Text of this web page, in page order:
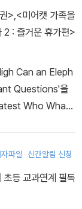
>,<미어캣 가족을
2 : 즐거운 휴가편>
Questions'을
Who What
파일 신간알림 신청
초등 교과연계 필독